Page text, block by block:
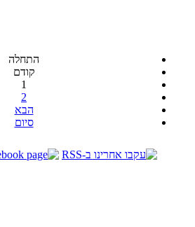
התחלה
קודם
1
2
הבא
סיום